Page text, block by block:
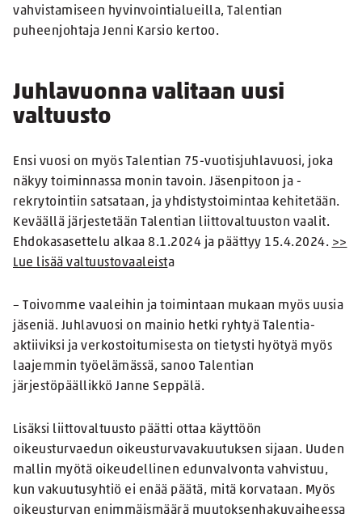
vahvistamiseen hyvinvointialueilla, Talentian
puheenjohtaja Jenni Karsio kertoo.
Juhlavuonna valitaan uusi
valtuusto
Ensi vuosi on myös Talentian 75-vuotisjuhlavuosi, joka
näkyy toiminnassa monin tavoin. Jäsenpitoon ja -
rekrytointiin satsataan, ja yhdistystoimintaa kehitetään.
Keväällä järjestetään Talentian liittovaltuuston vaalit.
Ehdokasasettelu alkaa 8.1.2024 ja päättyy 15.4.2024. >>
Lue lisää valtuustovaaleista
– Toivomme vaaleihin ja toimintaan mukaan myös uusia
jäseniä. Juhlavuosi on mainio hetki ryhtyä Talentia-
aktiiviksi ja verkostoitumisesta on tietysti hyötyä myös
laajemmin työelämässä, sanoo Talentian
järjestöpäällikkö Janne Seppälä.
Lisäksi liittovaltuusto päätti ottaa käyttöön
oikeusturvaedun oikeusturvavakuutuksen sijaan. Uuden
mallin myötä oikeudellinen edunvalvonta vahvistuu,
kun vakuutusyhtiö ei enää päätä, mitä korvataan. Myös
oikeusturvan enimmäismäärä muutoksenhakuvaiheessa